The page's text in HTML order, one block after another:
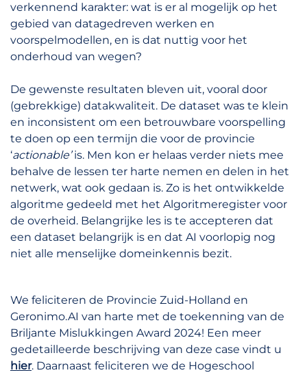
verkennend karakter: wat is er al mogelijk op het
gebied van datagedreven werken en
voorspelmodellen, en is dat nuttig voor het
onderhoud van wegen?
De gewenste resultaten bleven uit, vooral door
(gebrekkige) datakwaliteit. De dataset was te klein
en inconsistent om een betrouwbare voorspelling
te doen op een termijn die voor de provincie
‘actionable’is. Men kon er helaas verder niets mee
behalve de lessen ter harte nemen en delen in het
netwerk, wat ook gedaan is. Zo is het ontwikkelde
algoritme gedeeld met het Algoritmeregister voor
de overheid. Belangrijke les is te accepteren dat
een dataset belangrijk is en dat AI voorlopig nog
niet alle menselijke domeinkennis bezit.
We feliciteren de Provincie Zuid-Holland en
Geronimo.AI van harte met de toekenning van de
Briljante Mislukkingen Award 2024! Een meer
gedetailleerde beschrijving van deze case vindt u
hier. Daarnaast feliciteren we de Hogeschool